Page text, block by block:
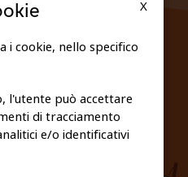
POLICY
X
i cookie, nello specifico
l'utente può accettare
di tracciamento
e/o identificativi